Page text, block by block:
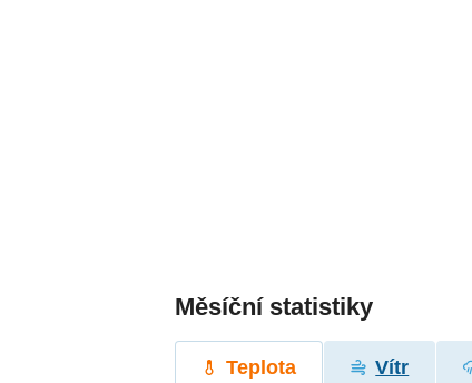
Měsíční statistiky
Teplota Vítr